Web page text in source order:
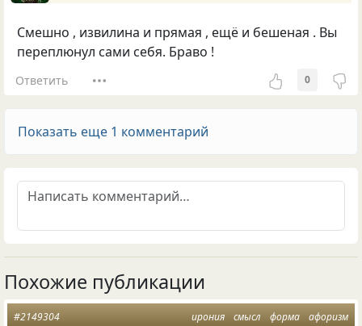
Смешно , извилина и прямая , ещё и бешеная . Вы
переплюнул сами себя. Браво !
Ответить 0
Показать еще 1 комментарий
Похожие публикации
ирония смысл форма афоризм
#2149304